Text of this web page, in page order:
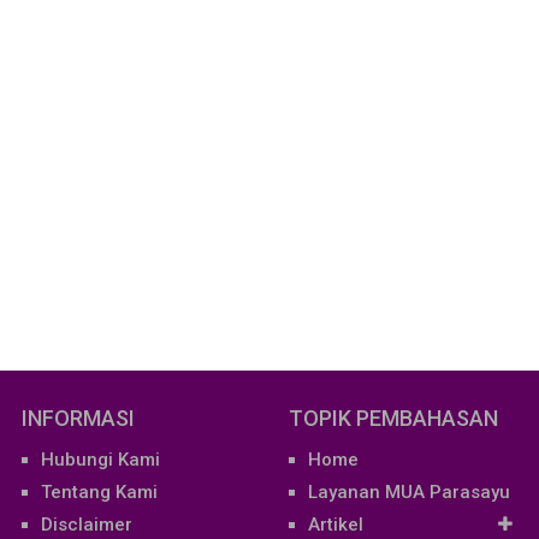
INFORMASI
Hubungi Kami
Tentang Kami
Disclaimer
TOPIK PEMBAHASAN
Home
Layanan MUA Parasayu
Artikel